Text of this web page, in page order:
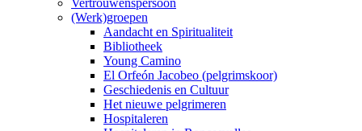
Vertrouwenspersoon
(Werk)groepen
Aandacht en Spiritualiteit
Bibliotheek
Young Camino
El Orfeón Jacobeo (pelgrimskoor)
Geschiedenis en Cultuur
Het nieuwe pelgrimeren
Hospitaleren